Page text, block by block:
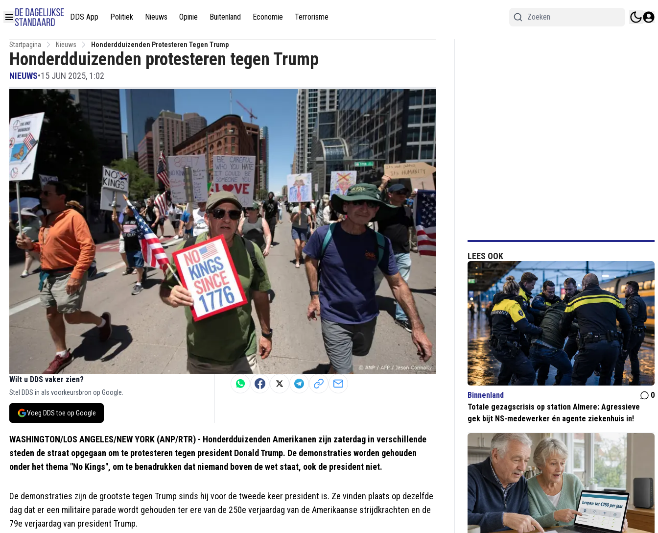
DDS App Politiek Nieuws Opinie Buitenland Economie Terrorisme
Startpagina Nieuws Honderdduizenden Protesteren Tegen Trump
Honderdduizenden protesteren tegen Trump
NIEUWS•15 JUN 2025, 1:02
Wilt u DDS vaker zien?
Stel DDS in als voorkeursbron op Google.
Voeg DDS toe op Google
WASHINGTON/LOS ANGELES/NEW YORK (ANP/RTR) - Honderdduizenden Amerikanen zijn zaterdag in verschillende
steden de straat opgegaan om te protesteren tegen president Donald Trump. De demonstraties worden gehouden
onder het thema "No Kings", om te benadrukken dat niemand boven de wet staat, ook de president niet.
De demonstraties zijn de grootste tegen Trump sinds hij voor de tweede keer president is. Ze vinden plaats op dezelfde
dag dat er een militaire parade wordt gehouden ter ere van de 250e verjaardag van de Amerikaanse strijdkrachten en de
79e verjaardag van president Trump.
LEES OOK
Binnenland
0
Totale gezagscrisis op station Almere: Agressieve
gek bijt NS-medewerker én agente ziekenhuis in!